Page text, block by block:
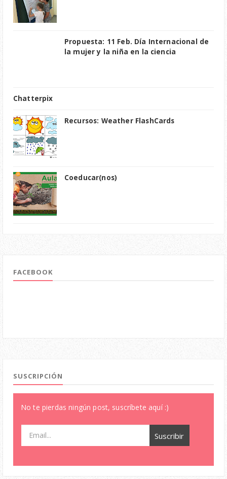
Propuesta: 11 Feb. Día Internacional de
la mujer y la niña en la ciencia
Chatterpix
Recursos: Weather FlashCards
Coeducar(nos)
FACEBOOK
SUSCRIPCIÓN